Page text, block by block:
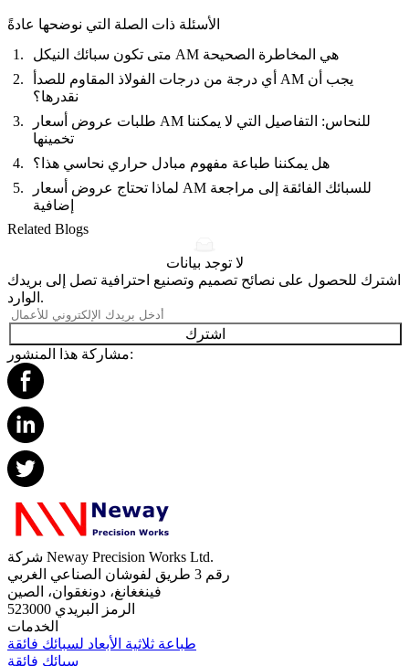
الأسئلة ذات الصلة التي نوضحها عادةً
متى تكون سبائك النيكل AM هي المخاطرة الصحيحة
أي درجة من درجات الفولاذ المقاوم للصدأ AM يجب أن
نقدرها؟
طلبات عروض أسعار AM للنحاس: التفاصيل التي لا يمكننا
تخمينها
هل يمكننا طباعة مفهوم مبادل حراري نحاسي هذا؟
لماذا تحتاج عروض أسعار AM للسبائك الفائقة إلى مراجعة
إضافية
Related Blogs
لا توجد بيانات
اشترك للحصول على نصائح تصميم وتصنيع احترافية تصل إلى بريدك
الوارد.
اشترك
مشاركة هذا المنشور:
شركة Neway Precision Works Ltd.
رقم 3 طريق لفوشان الصناعي الغربي
فينغغانغ، دونغقوان، الصين
الرمز البريدي 523000
الخدمات
طباعة ثلاثية الأبعاد لسبائك فائقة
سبائك فائقة